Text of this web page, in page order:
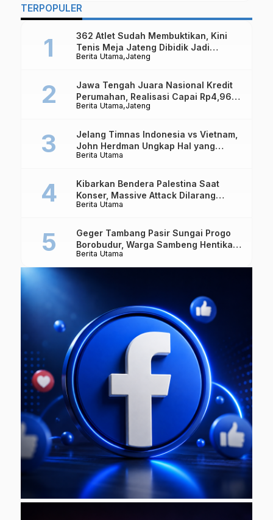
TERPOPULER
Berita Utama Jateng
362 Atlet Sudah Membuktikan, Kini
Tenis Meja Jateng Dibidik Jadi
Kekuatan Nasional
Berita Utama Jateng
Jawa Tengah Juara Nasional Kredit
Perumahan, Realisasi Capai Rp4,96
Triliun
Berita Utama
Jelang Timnas Indonesia vs Vietnam,
John Herdman Ungkap Hal yang
Dipertaruhkan
Berita Utama
Kibarkan Bendera Palestina Saat
Konser, Massive Attack Dilarang
Masuk Singapura Lagi
Berita Utama
Geger Tambang Pasir Sungai Progo
Borobudur, Warga Sambeng Hentikan
Alat Berat dan Usir Truk